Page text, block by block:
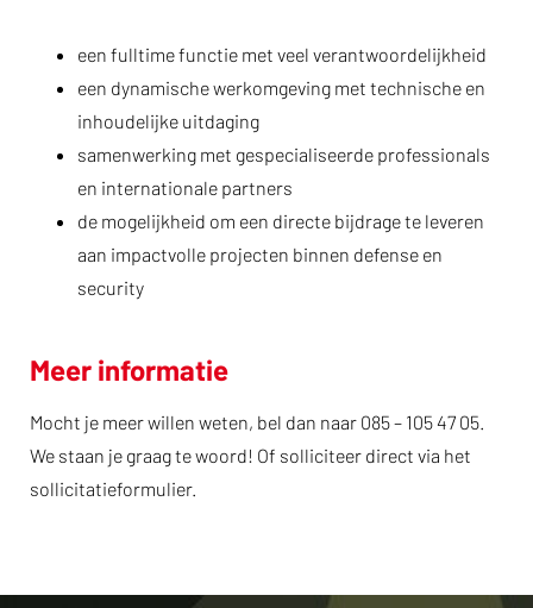
een fulltime functie met veel verantwoordelijkheid
een dynamische werkomgeving met technische en
inhoudelijke uitdaging
samenwerking met gespecialiseerde professionals
en internationale partners
de mogelijkheid om een directe bijdrage te leveren
aan impactvolle projecten binnen defense en
security
Meer informatie
Mocht je meer willen weten, bel dan naar 085 – 105 47 05.
We staan je graag te woord! Of solliciteer direct via het
sollicitatieformulier.